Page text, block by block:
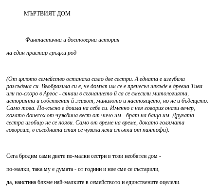
МЪРТВИЯТ ДОМ
Фантастична и достоверна история
на един прастар гръцки род
(От цялото семейство останаха само две сестри. А едната е изгубила
разсъдъка си. Въобразила си е, че домът им се е пренесъл някъде в древна Тива
или по-скоро в Аргос - сякаш в съзнанието й са се смесили митологията,
историята и собствения й живот, миналото и настоящето, но не и бъдещето.
Само това. По-късно е дошла на себе си. Именно с нея говорих онази вечер,
когато донесох от чужбина вест от чичо им - брат на баща им. Другата
сестра изобщо не се появи. Само от време на време, докато голямата
говореше, в съседната стая се чуваха леки стъпки от пантофи):
Сега бродим сами двете по-малки сестри в този необятен дом -
по-малки, така му е думата - от години и ние сме се състарили,
да, наистина бяхме най-малките в семейството и единствените оцелели.